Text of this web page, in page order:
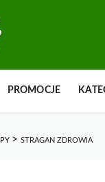
PROMOCJE
> STRAGAN ZDROWIA